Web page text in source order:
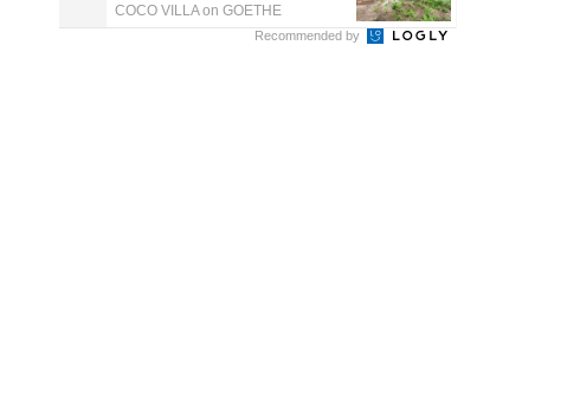
COCO VILLA on GOETHE
Recommended by